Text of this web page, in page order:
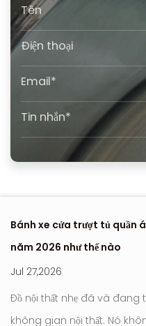
Bánh xe cửa trượt tủ quần
năm 2026 như thế nào
Jul 27,2026
Đồ nội thất nhẹ đã và đang
không gian nội thất. Nó